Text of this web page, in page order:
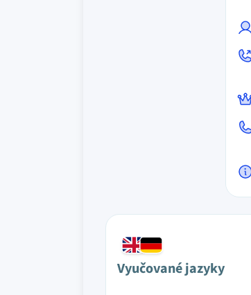
Vyučované jazyky